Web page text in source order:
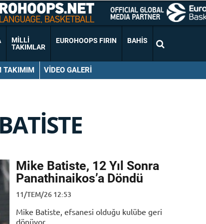
MILLI
TAKIMLAR
EUROHOOPS FIRIN BAHIS
TAKIMIM VIDEO GALERI
Mike Batiste, 12 Yıl Sonra
Panathinaikos’a Döndü
11/TEM/26 12:53
Mike Batiste, efsanesi olduğu kulübe geri
dönüyor.